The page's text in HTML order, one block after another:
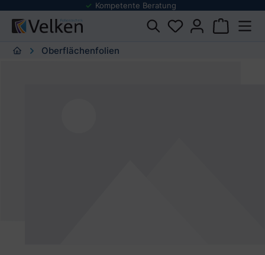
Kompetente Beratung
Oberflächenfolien